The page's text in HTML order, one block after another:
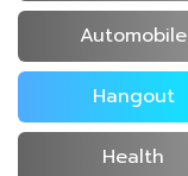
Automobile
Hangout
Health